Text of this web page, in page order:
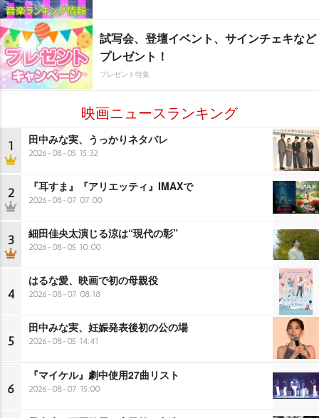
試写会、登壇イベント、サインチェキなど
プレゼント！
プレゼント特集
映画ニュースランキング
1 田中みな実、うっかりネタバレ
2026-08-05 15:32
2 『耳すま』『アリエッティ』IMAXで
2026-08-07 07:00
3 細田佳央太演じる涼は“現代の彰”
2026-08-05 10:00
4
はるな愛、映画で初の母親役
2026-08-07 08:18
5
田中みな実、妊娠発表後初の公の場
2026-08-05 14:41
6
『マイケル』劇中使用27曲リスト
2026-08-07 15:00